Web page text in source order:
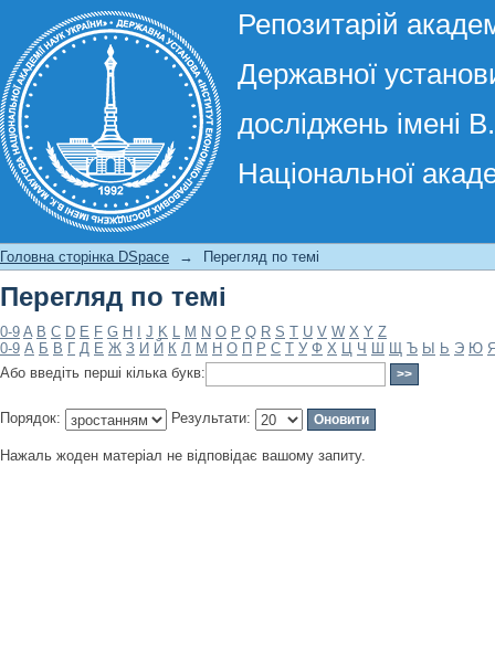
Репозитарій
Державної
досліджень імені
Національної
Перегляд по темі
Головна сторінка DSpace → Перегляд по темі
Перегляд по темі
0-9 A B C D E F G H J K L M N O P Q R S T U V W X Y Z
0-9 А Б В Г Д Е Ж З И Й К Л М Н О П Р С Т У Ф Х Ц Ч Ш Щ Ъ Ы Ь Э Ю
Або введіть перші кілька букв:
Порядок: Результати:
Нажаль жоден матеріал не відповідає вашому запиту.